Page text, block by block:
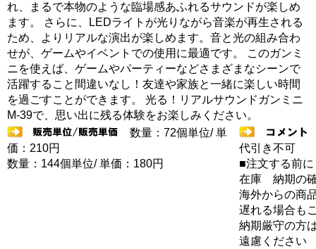
れ、まるで本物のような臨場感あふれるサウンドが楽しめ
ます。 さらに、LEDライトが光りながら音楽が再生される
ため、よりリアルな演出が楽しめます。音と光の組み合わ
せが、ゲームやイベントでの使用に最適です。 このガンミ
ニを使えば、ゲームやパーティーなどさまざまなシーンで
活躍すること間違いなし！友達や家族と一緒に楽しい時間
を過ごすことができます。 光る！リアルサウンドガンミニ
M-39で、思い出に残る体験をお楽しみください。
数量：72個単位/ 単
価：210円
数量：144個単位/ 単価：180円
代引き不可
■注文する前に
在庫 納期の
海外からの商
遅れる場合も
納期厳守の方
遠慮ください